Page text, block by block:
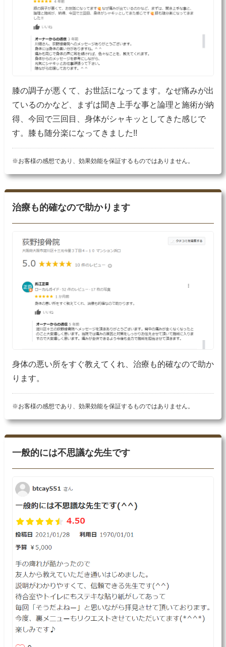
膝の調子が悪くて、お世話になってます。なぜ痛みが出
ているのかなど、まずは聞き上手な事と論理と施術が納
得、今回で三回目、身体がシャキッとしてきた感じで
す。膝も随分楽になってきました!!
※お客様の感想であり、効果効能を保証するものではありません。
治療も的確なので助かります
身体の悪い所をすぐ教えてくれ、治療も的確なので助か
ります。
※お客様の感想であり、効果効能を保証するものではありません。
一般的には不思議な先生です